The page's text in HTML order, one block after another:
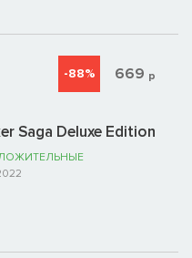
Saga Deluxe Edition
-88% 669 р